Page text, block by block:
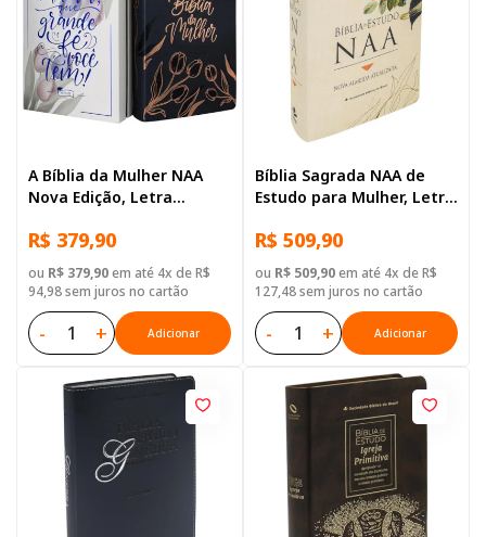
A Bíblia da Mulher NAA
Nova Edição, Letra
Couro Sintético Azul
R$ 379,90
ou R$ 379,90em até 4x de R$
94,98 sem juros no cartão
- + Adicionar
Bíblia Sagrada NAA de
Estudo para Mulher, Letra
Couro Sintético Ilustrada:
Branca
R$ 509,90
ou R$ 509,90em até 4x de R$
127,48 sem juros no cartão
- + Adicionar